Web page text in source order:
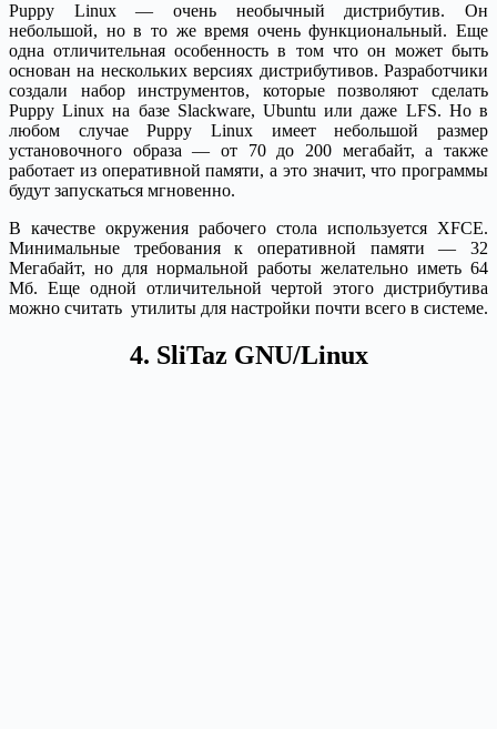
Puppy Linux — очень необычный дистрибутив. Он
небольшой, но в то же время очень функциональный. Еще
одна отличительная особенность в том что он может быть
основан на нескольких версиях дистрибутивов. Разработчики
создали набор инструментов, которые позволяют сделать
Puppy Linux на базе Slackware, Ubuntu или даже LFS. Но в
любом случае Puppy Linux имеет небольшой размер
установочного образа — от 70 до 200 мегабайт, а также
работает из оперативной памяти, а это значит, что программы
будут запускаться мгновенно.
В качестве окружения рабочего стола используется XFCE.
Минимальные требования к оперативной памяти — 32
Мегабайт, но для нормальной работы желательно иметь 64
Мб. Еще одной отличительной чертой этого дистрибутива
можно считать утилиты для настройки почти всего в системе.
4. SliTaz GNU/Linux